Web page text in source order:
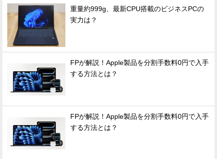
重量約999g、最新CPU搭載のビジネスPCの
実力は？
FPが解説！Apple製品を分割手数料0円で入手
する方法とは？
FPが解説！Apple製品を分割手数料0円で入手
する方法とは？